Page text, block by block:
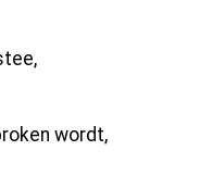
wordt,